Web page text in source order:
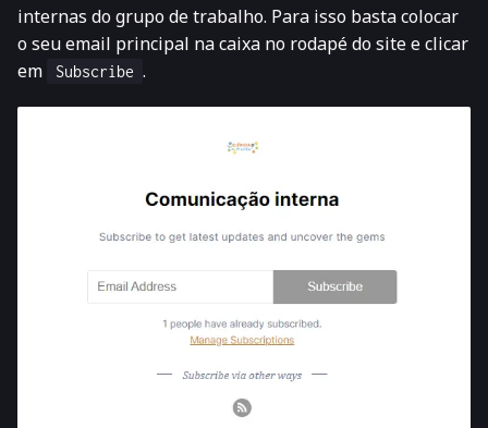
internas do grupo de trabalho. Para isso basta colocar
o seu email principal na caixa no rodapé do site e clicar
em
Subscribe .